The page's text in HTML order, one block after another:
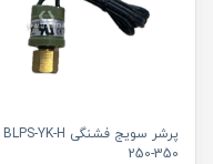
پرشر سویج فشنگی BLPS-YK-H
250-350